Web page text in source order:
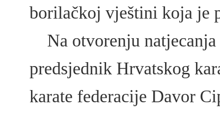
borilačkoj vještini koja je
Na otvorenju natjecanja
predsjednik Hrvatskog
karate federacije Davor